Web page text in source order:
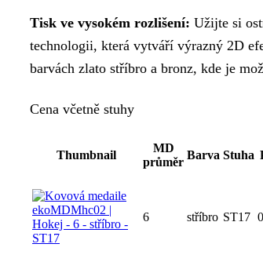
Tisk ve vysokém rozlišení: Užijte si
technologii, která vytváří výrazný 2D
barvách zlato stříbro a bronz, kde je
Cena včetně stuhy
Thumbnail
MD
průměr
Barva Stuha
6 stříbro ST17